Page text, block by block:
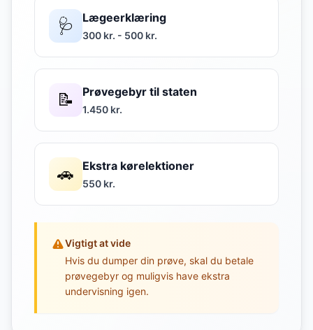
🩺 Lægeerklæring
300 kr. - 500 kr.
📝 Prøvegebyr til staten
1.450 kr.
🚗 Ekstra kørelektioner
550 kr.
Vigtigt at vide
Hvis du dumper din prøve, skal du betale
prøvegebyr og muligvis have ekstra
undervisning igen.